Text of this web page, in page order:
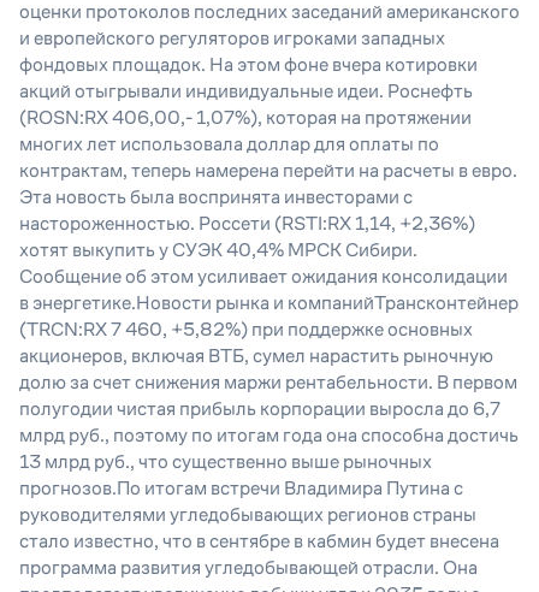
оценки протоколов последних заседаний американского
и европейского регуляторов игроками западных
фондовых площадок. На этом фоне вчера котировки
акций отыгрывали индивидуальные идеи. Роснефть
(ROSN:RX 406,00,- 1,07%), которая на протяжении
многих лет использовала доллар для оплаты по
контрактам, теперь намерена перейти на расчеты в евро.
Эта новость была воспринята инвесторами с
настороженностью. Россети (RSTI:RX 1,14, +2,36%)
хотят выкупить у СУЭК 40,4% МРСК Сибири.
Сообщение об этом усиливает ожидания консолидации
в энергетике.Новости рынка и компанийТрансконтейнер
(TRCN:RX 7 460, +5,82%) при поддержке основных
акционеров, включая ВТБ, сумел нарастить рыночную
долю за счет снижения маржи рентабельности. В первом
полугодии чистая прибыль корпорации выросла до 6,7
млрд руб., поэтому по итогам года она способна достичь
13 млрд руб., что существенно выше рыночных
прогнозов.По итогам встречи Владимира Путина с
руководителями угледобывающих регионов страны
стало известно, что в сентябре в кабмин будет внесена
программа развития угледобывающей отрасли. Она